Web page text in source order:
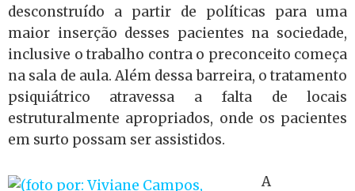
desconstruído a partir de políticas para uma
maior inserção desses pacientes na sociedade,
inclusive o trabalho contra o preconceito começa
na sala de aula. Além dessa barreira, o tratamento
psiquiátrico atravessa a falta de locais
estruturalmente apropriados, onde os pacientes
em surto possam ser assistidos.
A